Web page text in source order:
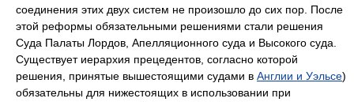
соединения этих двух систем не произошло до сих пор. После
этой реформы обязательными решениями стали решения
Суда Палаты Лордов, Апелляционного суда и Высокого суда.
Существует иерархия прецедентов, согласно которой
решения, принятые вышестоящими судами в Англии и Уэльсе)
обязательны для нижестоящих в использовании при